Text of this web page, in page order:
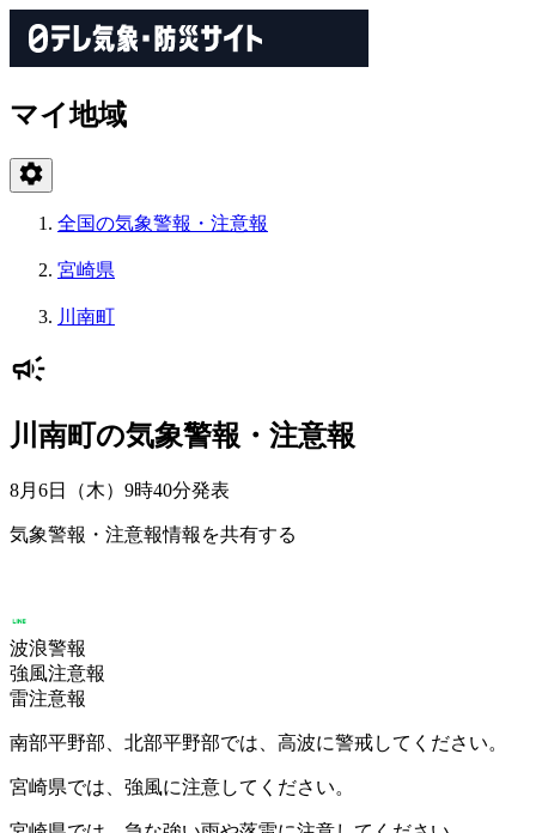
マイ地域
全国の気象警報・注意報
宮崎県
川南町
川南町の気象警報・注意報
8月6日（木）9時40分発表
気象警報・注意報情報を共有する
波浪警報
強風注意報
雷注意報
南部平野部、北部平野部では、高波に警戒してください。
宮崎県では、強風に注意してください。